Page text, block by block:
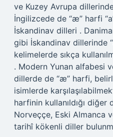
ve Kuzey Avrupa
İngilizcede de “æ” harfi
İskandinav dilleri .
gibi İskandinav dillerinde
kelimelerde sıkça
. Modern Yunan alfabesi
dillerde de “æ” harfi,
isimlerde
harfinin kullanıldığı diğer
Norveççe, Eski Almanca
tarihî kökenli diller